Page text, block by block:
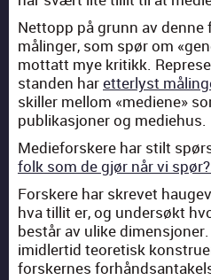
Net­topp på grunn av
målinger, som spør om
mot­tatt mye kri­tikk.
standen haretterlyst
skiller mel­lom «medi­ene»
pub­likasjon­er og mediehus.
Medieforskere har stilt
folk som de gjør når vi
Forskere har skrevet
hva tillit er, og under­søkt
består av ulike
imi­dler­tid teo­retisk
forskernes